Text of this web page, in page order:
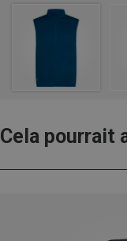
Cela pourrait